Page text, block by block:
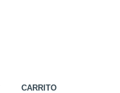
CARRITO